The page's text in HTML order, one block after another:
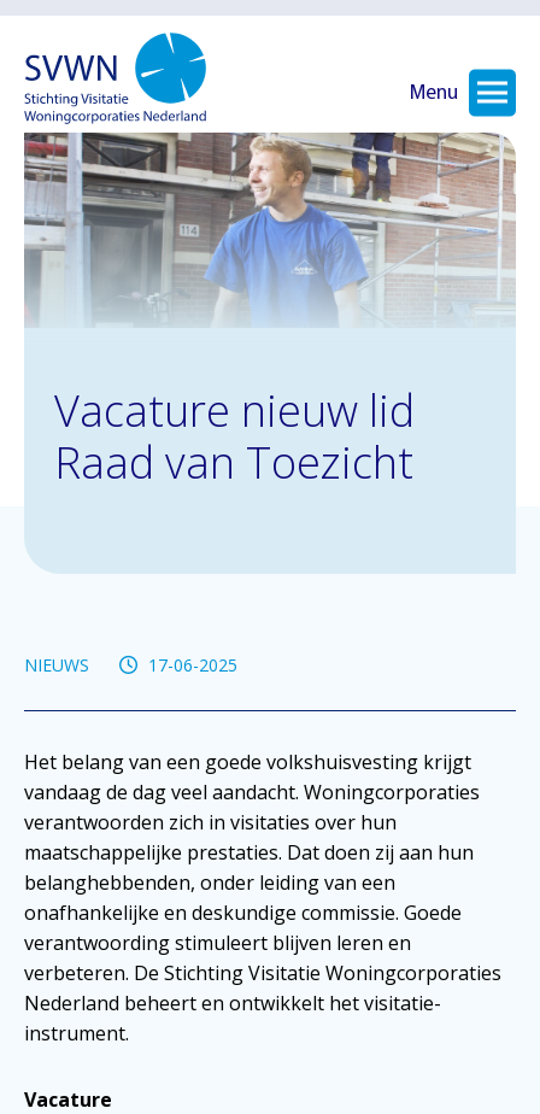
Menu
Vacature nieuw lid
Raad van Toezicht
NIEUWS 17-06-2025
Het belang van een goede volkshuisvesting krijgt
vandaag de dag veel aandacht. Woningcorporaties
verantwoorden zich in visitaties over hun
maatschappelijke prestaties. Dat doen zij aan hun
belanghebbenden, onder leiding van een
onafhankelijke en deskundige commissie. Goede
verantwoording stimuleert blijven leren en
verbeteren. De Stichting Visitatie Woningcorporaties
Nederland beheert en ontwikkelt het visitatie-
instrument.
Vacature